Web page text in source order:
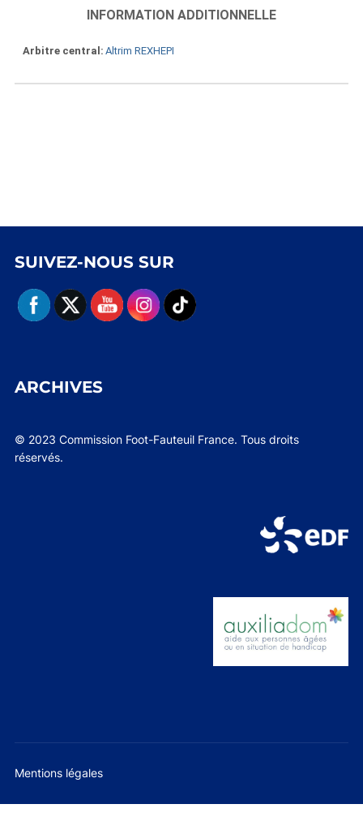
INFORMATION ADDITIONNELLE
Arbitre central Altrim REXHEPI
SUIVEZ-NOUS SUR
ARCHIVES
© 2023 Commission Foot-Fauteuil France. Tous droits
réservés.
Mentions légales